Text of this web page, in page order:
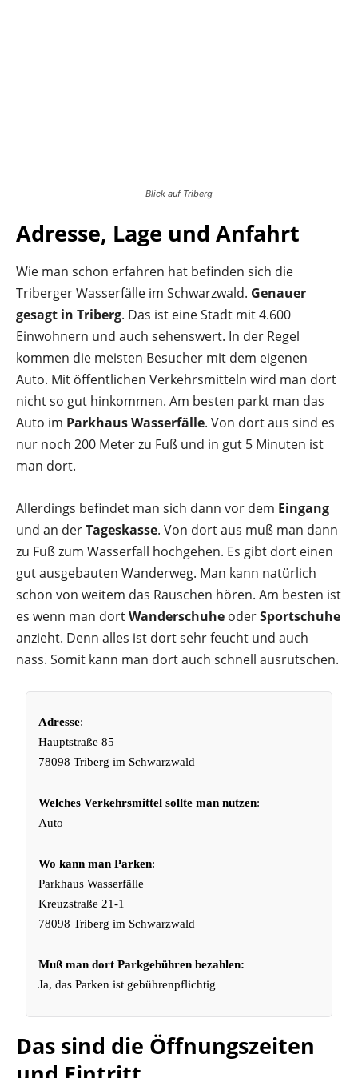
Blick auf Triberg
Adresse, Lage und Anfahrt
Wie man schon erfahren hat befinden sich die
Triberger Wasserfälle im Schwarzwald. Genauer
gesagt in Triberg. Das ist eine Stadt mit 4.600
Einwohnern und auch sehenswert. In der Regel
kommen die meisten Besucher mit dem eigenen
Auto. Mit öffentlichen Verkehrsmitteln wird man dort
nicht so gut hinkommen. Am besten parkt man das
Auto im Parkhaus Wasserfälle. Von dort aus sind es
nur noch 200 Meter zu Fuß und in gut 5 Minuten ist
man dort.
Allerdings befindet man sich dann vor dem Eingang
und an derTageskasse. Von dort aus muß man dann
zu Fuß zum Wasserfall hochgehen. Es gibt dort einen
gut ausgebauten Wanderweg. Man kann natürlich
schon von weitem das Rauschen hören. Am besten ist
es wenn man dortWanderschuhe oderSportschuhe
anzieht. Denn alles ist dort sehr feucht und auch
nass. Somit kann man dort auch schnell ausrutschen.
Adresse:
Hauptstraße 85
78098 Triberg im Schwarzwald
Welches Verkehrsmittel sollte man nutzen:
Auto
Wo kann man Parken:
Parkhaus Wasserfälle
Kreuzstraße 21-1
78098 Triberg im Schwarzwald
Muß man dort Parkgebühren bezahlen:
Ja, das Parken ist gebührenpflichtig
Das sind die Öffnungszeiten